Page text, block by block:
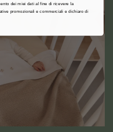
dei miei dati al fine di ricevere la
promozionali e commerciali e dichiaro di